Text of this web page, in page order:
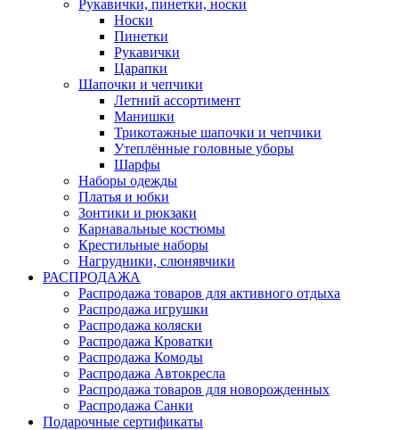
Рукавички, пинетки, носки
Носки
Пинетки
Рукавички
Царапки
Шапочки и чепчики
Летний ассортимент
Манишки
Трикотажные шапочки и чепчики
Утеплённые головные уборы
Шарфы
Наборы одежды
Платья и юбки
Зонтики и рюкзаки
Карнавальные костюмы
Крестильные наборы
Нагрудники, слюнявчики
РАСПРОДАЖА
Распродажа товаров для активного отдыха
Распродажа игрушки
Распродажа коляски
Распродажа Кроватки
Распродажа Комоды
Распродажа Автокресла
Распродажа товаров для новорожденных
Распродажа Санки
Подарочные сертификаты